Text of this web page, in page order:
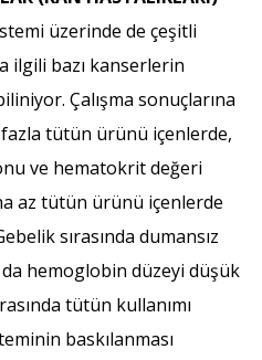
üzerinde de çeşitli
ilgili bazı kanserlerin
Çalışma sonuçlarına
tütün ürünü içenlerde,
ve hematokrit değeri
az tütün ürünü içenlerde
sırasında dumansız
hemoglobin düzeyi düşük
tütün kullanımı
baskılanması